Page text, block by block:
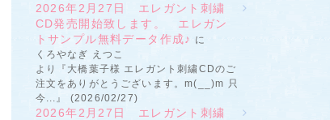
2026年2月27日 エレガント刺繍
CD発売開始致します。 エレガン
トサンプル無料データ作成♪ に
くろやなぎ えつこ
より『大橋葉子様 エレガント刺繍CDのご
注文をありがとうございます。m(__)m 只
今...』 (2026/02/27)
2026年2月27日 エレガント刺繍